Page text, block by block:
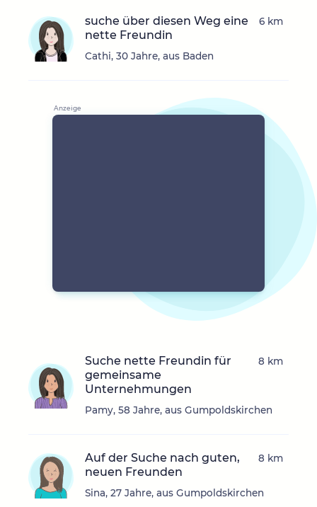
suche über diesen Weg eine
nette Freundin
Cathi, 30 Jahre, aus Baden
6 km
Suche nette Freundin für
gemeinsame
Unternehmungen
Pamy, 58 Jahre, aus Gumpoldskirchen
8 km
Auf der Suche nach guten,
neuen Freunden
Sina, 27 Jahre, aus Gumpoldskirchen
8 km